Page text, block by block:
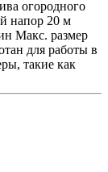
огородного
напор 20 м
Макс. размер
для работы в
такие как